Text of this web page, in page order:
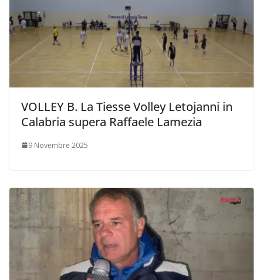
VOLLEY B. La Tiesse Volley Letojanni in
Calabria supera Raffaele Lamezia
9 Novembre 2025